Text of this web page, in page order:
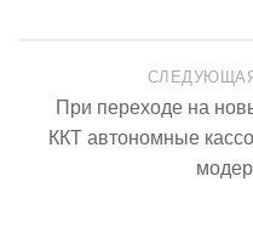
При переходе на
ККТ автономные